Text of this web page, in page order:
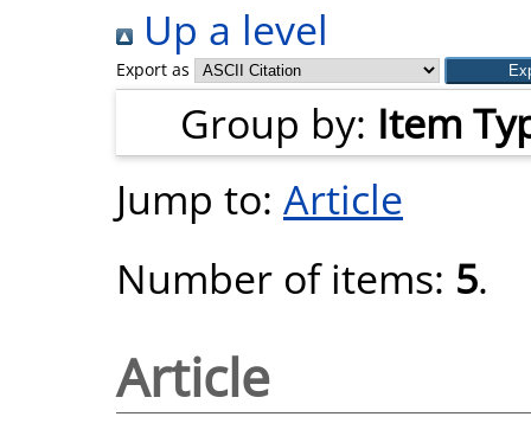
Up a level
Export as
Group by: Item
Jump to: Article
Number of items: 5.
Article